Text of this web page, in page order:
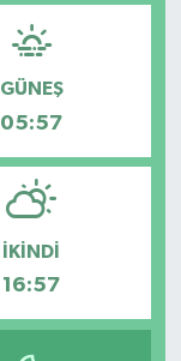
GÜNEŞ
05:57
İKINDI
16:57